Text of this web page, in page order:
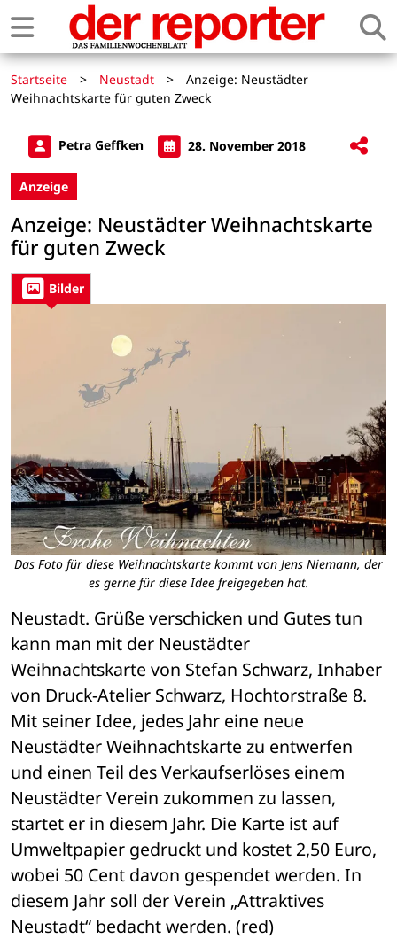
Startseite > Neustadt >
Anzeige: Neustädter
Weihnachtskarte für guten Zweck
Petra Geffken 28. November 2018
Anzeige
Anzeige: Neustädter Weihnachtskarte
für guten Zweck
Bilder
Das Foto für diese Weihnachtskarte kommt von Jens Niemann, der
es gerne für diese Idee freigegeben hat.
Neustadt. Grüße verschicken und Gutes tun
kann man mit der Neustädter
Weihnachtskarte von Stefan Schwarz, Inhaber
von Druck-Atelier Schwarz, Hochtorstraße 8.
Mit seiner Idee, jedes Jahr eine neue
Neustädter Weihnachtskarte zu entwerfen
und einen Teil des Verkaufserlöses einem
Neustädter Verein zukommen zu lassen,
startet er in diesem Jahr. Die Karte ist auf
Umweltpapier gedruckt und kostet 2,50 Euro,
wobei 50 Cent davon gespendet werden. In
diesem Jahr soll der Verein „Attraktives
Neustadt“ bedacht werden. (red)